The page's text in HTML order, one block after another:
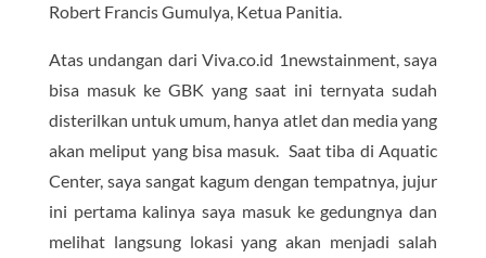
Robert Francis Gumulya, Ketua Panitia.
Atas undangan dari Viva.co.id 1newstainment, saya
bisa masuk ke GBK yang saat ini ternyata sudah
disterilkan untuk umum, hanya atlet dan media yang
akan meliput yang bisa masuk. Saat tiba di Aquatic
Center, saya sangat kagum dengan tempatnya, jujur
ini pertama kalinya saya masuk ke gedungnya dan
melihat langsung lokasi yang akan menjadi salah